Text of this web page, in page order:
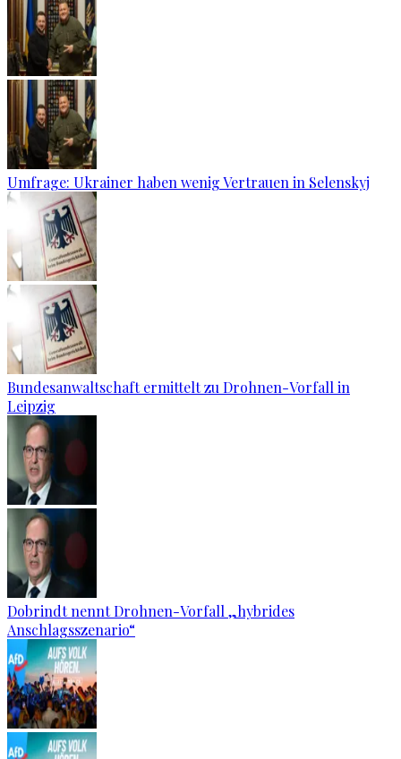
Umfrage: Ukrainer haben wenig Vertrauen in Selenskyj
Bundesanwaltschaft ermittelt zu Drohnen-Vorfall in
Leipzig
Dobrindt nennt Drohnen-Vorfall „hybrides
Anschlagsszenario“